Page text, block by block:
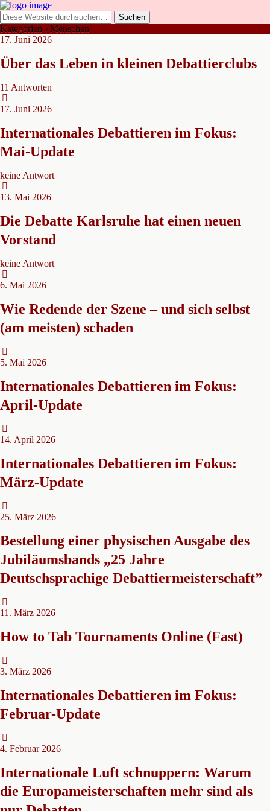
Kategorien › Menschen
17. Juni 2026
Über das Leben in kleinen Debattierclubs
11 Antworten
17. Juni 2026
Internationales Debattieren im Fokus:
Mai-Update
keine Antwort
13. Mai 2026
Die Debatte Karlsruhe hat einen neuen
Vorstand
keine Antwort
6. Mai 2026
Wie Redende der Szene – und sich selbst
(am meisten) schaden
5. Mai 2026
Internationales Debattieren im Fokus:
April-Update
14. April 2026
Internationales Debattieren im Fokus:
März-Update
25. März 2026
Bestellung einer physischen Ausgabe des
Jubiläumsbands „25 Jahre
Deutschsprachige Debattiermeisterschaft”
11. März 2026
How to Tab Tournaments Online (Fast)
3. März 2026
Internationales Debattieren im Fokus:
Februar-Update
4. Februar 2026
Internationale Luft schnuppern: Warum
die Europameisterschaften mehr sind als